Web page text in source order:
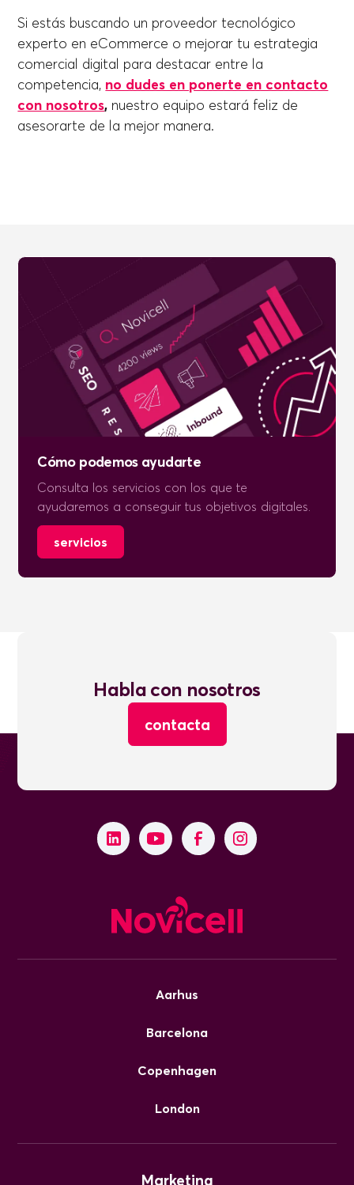
Si estás buscando un proveedor tecnológico
experto en eCommerce o mejorar tu estrategia
comercial digital para destacar entre la
competencia, no dudes en ponerte en contacto
con nosotros, nuestro equipo estará feliz de
asesorarte de la mejor manera.
Cómo podemos ayudarte
Consulta los servicios con los que te
ayudaremos a conseguir tus objetivos digitales.
servicios
Habla con nosotros
contacta
Aarhus
Barcelona
Copenhagen
London
Marketing